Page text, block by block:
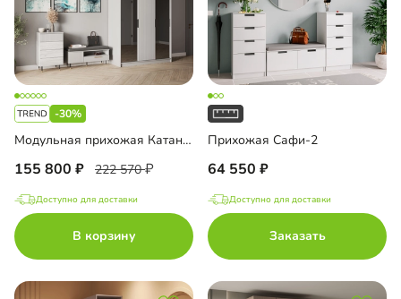
-30%
Модульная прихожая Катания-1
155 800 222 570
Доступно для доставки
В корзину
Прихожая Сафи-2
64 550
Доступно для доставки
Заказать